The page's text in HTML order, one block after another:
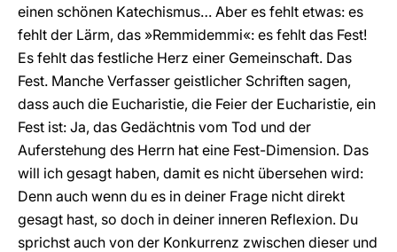
einen schönen Katechismus… Aber es fehlt etwas: es
fehlt der Lärm, das »Remmidemmi«: es fehlt das Fest!
Es fehlt das festliche Herz einer Gemeinschaft. Das
Fest. Manche Verfasser geistlicher Schriften sagen,
dass auch die Eucharistie, die Feier der Eucharistie, ein
Fest ist: Ja, das Gedächtnis vom Tod und der
Auferstehung des Herrn hat eine Fest-Dimension. Das
will ich gesagt haben, damit es nicht übersehen wird:
Denn auch wenn du es in deiner Frage nicht direkt
gesagt hast, so doch in deiner inneren Reflexion. Du
sprichst auch von der Konkurrenz zwischen dieser und